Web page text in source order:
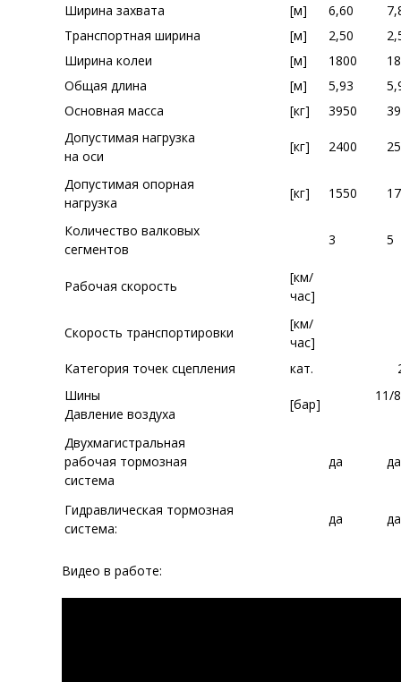
Ширина захвата
[м] 6,60
Транспортная ширина
[м] 2,50
Ширина колеи
[м] 1800
Общая длина
[м] 5,93
Основная масса
[кг] 3950
Допустимая нагрузка
на оси
[кг] 2400
Допустимая опорная
нагрузка
[кг] 1550
Количество валковых
сегментов
3 5
Рабочая скорость
[км/
час]
Скорость транспортировки
[км/
час]
Категория точек сцепления
кат.
Шины
Давление воздуха
[бар]
11/
Двухмагистральная
рабочая тормозная
система
да да
Гидравлическая тормозная
система:
да да
Видео в работе: